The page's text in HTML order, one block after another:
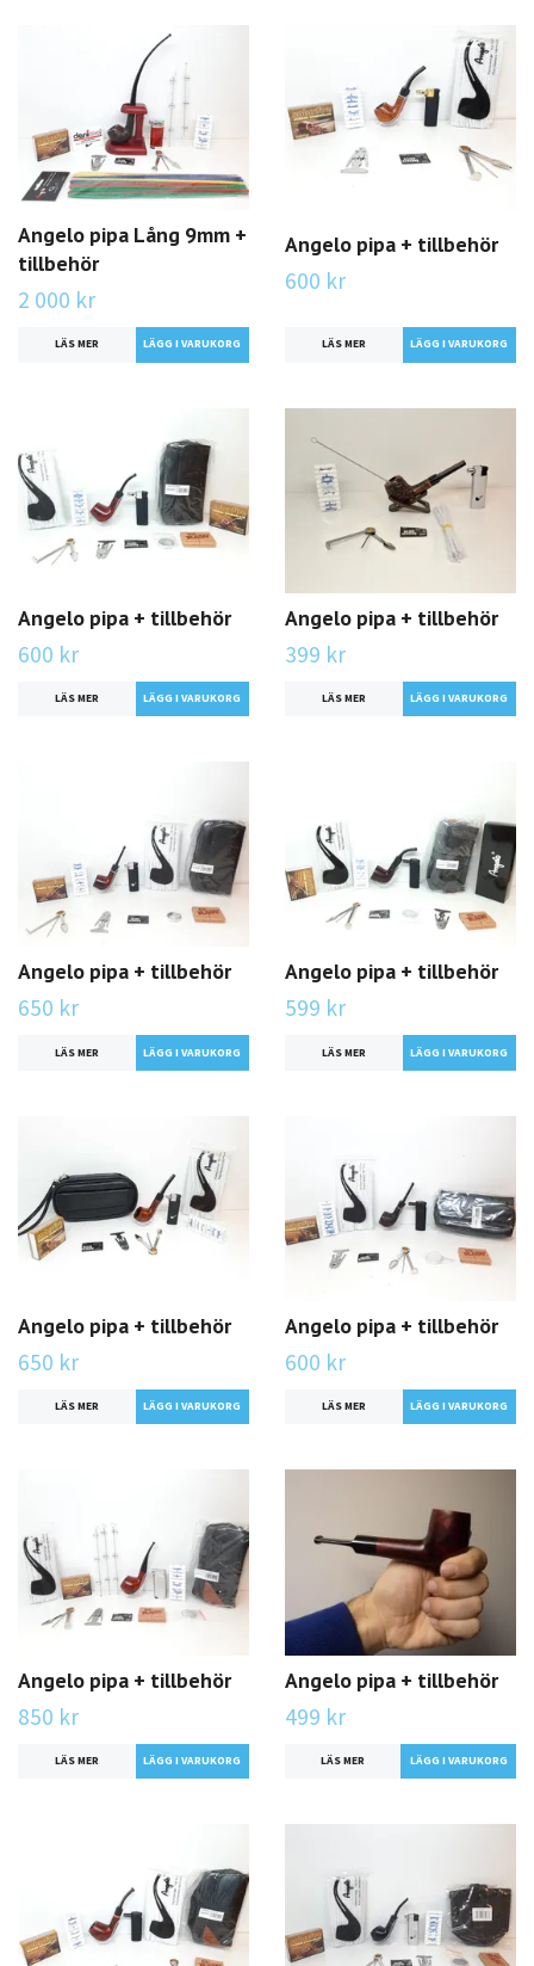
Angelo pipa Lång 9mm +
tillbehör
2 000 kr
LÄS MER
Angelo pipa + tillbehör
600 kr
LÄS MER
Angelo pipa + tillbehör
600 kr
LÄS MER
Angelo pipa + tillbehör
399 kr
LÄS MER
Angelo pipa + tillbehör
650 kr
LÄS MER
Angelo pipa + tillbehör
599 kr
LÄS MER
Angelo pipa + tillbehör
650 kr
LÄS MER
Angelo pipa + tillbehör
600 kr
LÄS MER
Angelo pipa + tillbehör
850 kr
LÄS MER
Angelo pipa + tillbehör
499 kr
LÄS MER LÄGG I VARUKORG